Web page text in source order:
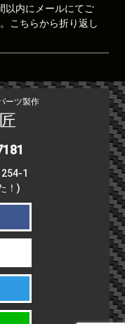
以内にメールにてご
こちらから折り返し
ーツ製作
1
！)